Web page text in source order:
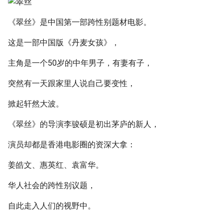
r
h
《翠丝》是中国第一部跨性别题材电影。
这是一部中国版《丹麦女孩》，
主角是一个50岁的中年男子，有妻有子，
突然有一天跟家里人说自己要变性，
掀起轩然大波。
《翠丝》的导演李骏硕是初出茅庐的新人，
演员却都是香港电影圈的资深大拿：
姜皓文、惠英红、袁富华。
华人社会的跨性别议题，
自此走入人们的视野中。